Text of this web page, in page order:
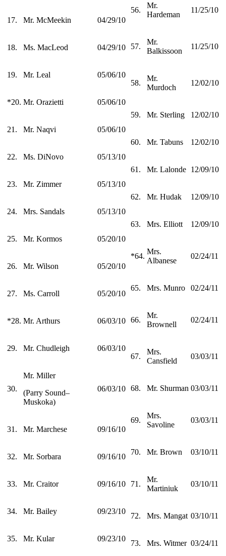
17. Mr. McMeekin 04/29/10
18. Ms. MacLeod 04/29/10
19. Mr. Leal 05/06/10
*20. Mr. Orazietti 05/06/10
21. Mr. Naqvi 05/06/10
22. Ms. DiNovo 05/13/10
23. Mr. Zimmer 05/13/10
24. Mrs. Sandals 05/13/10
25. Mr. Kormos 05/20/10
26. Mr. Wilson 05/20/10
27. Ms. Carroll 05/20/10
*28. Mr. Arthurs 06/03/10
29. Mr. Chudleigh 06/03/10
30.
Mr. Miller
(Parry Sound–
Muskoka)
06/03/10
31. Mr. Marchese 09/16/10
32. Mr. Sorbara 09/16/10
33. Mr. Craitor 09/16/10
34. Mr. Bailey 09/23/10
35. Mr. Kular 09/23/10
56.
Mr.
Hardeman
11/25/10
57.
Mr.
Balkissoon
11/25/10
58.
Mr.
Murdoch
12/02/10
59. Mr. Sterling 12/02/10
60. Mr. Tabuns 12/02/10
61. Mr. Lalonde 12/09/10
62. Mr. Hudak 12/09/10
63. Mrs. Elliott 12/09/10
*64.
Mrs.
Albanese
02/24/11
65. Mrs. Munro 02/24/11
66.
Mr.
Brownell
02/24/11
67.
Mrs.
Cansfield
03/03/11
68. Mr. Shurman 03/03/11
69.
Mrs.
Savoline
03/03/11
70. Mr. Brown 03/10/11
71.
Mr.
Martiniuk
03/10/11
72. Mrs. Mangat 03/10/11
73. Mrs. Witmer 03/24/11